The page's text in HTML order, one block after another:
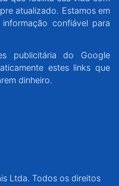
atualizado. Estamos em
confiável para
publicitária do Google
estes links que
dinheiro.
Ltda. Todos os direitos